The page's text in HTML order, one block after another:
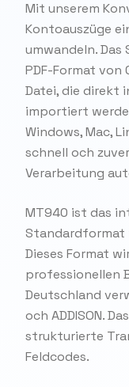
Mit unserem
Kontoauszüge
umwandeln.
PDF-Format
Datei, die direkt
importiert
Windows, Mac,
schnell och
Verarbeitung
MT940 ist das
Standardformat
Dieses Format
professionellen
Deutschland
och ADDISON.
strukturierte
Feldcodes.